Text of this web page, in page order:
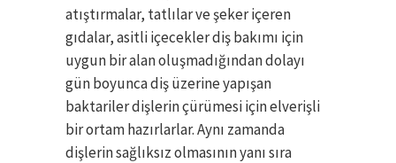
atıştırmalar, tatlılar ve şeker içeren
gıdalar, asitli içecekler diş bakımı için
uygun bir alan oluşmadığından dolayı
gün boyunca diş üzerine yapışan
baktariler dişlerin çürümesi için elverişli
bir ortam hazırlarlar. Aynı zamanda
dişlerin sağlıksız olmasının yanı sıra